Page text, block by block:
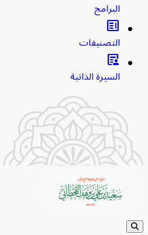
البرامج
clarify
التصنيفات
article_person
السيرة الذاتية